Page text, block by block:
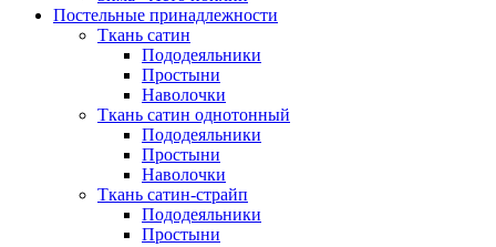
Постельные принадлежности
Ткань сатин
Пододеяльники
Простыни
Наволочки
Ткань сатин однотонный
Пододеяльники
Простыни
Наволочки
Ткань сатин-страйп
Пододеяльники
Простыни